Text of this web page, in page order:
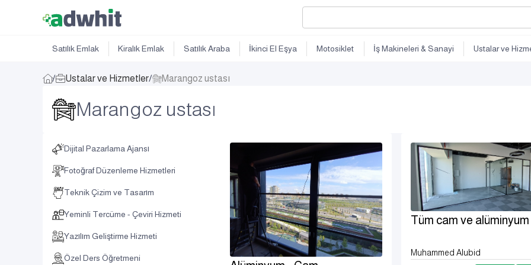
Satılık Emlak Kiralık Emlak Satılık Araba İkinci El Eşya Motosiklet İş Makineleri & Sanayi Ustalar ve
/ Ustalar ve Hizmetler/ Marangoz ustası
Marangoz ustası
Dijital Pazarlama Ajansı
Fotoğraf Düzenleme Hizmetleri
Teknik Çizim ve Tasarım
Yeminli Tercüme - Çeviri Hizmeti
Yazılım Geliştirme Hizmeti
Özel Ders Öğretmeni
Tüm cam ve
Muhammed Alubid